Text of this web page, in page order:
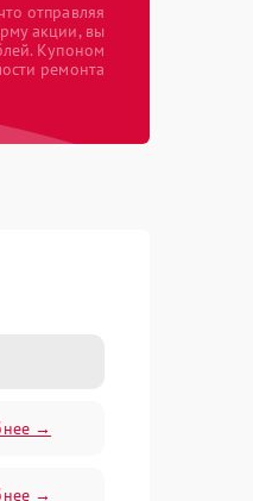
отправляя
акции, вы
Купоном
ремонта
→
→